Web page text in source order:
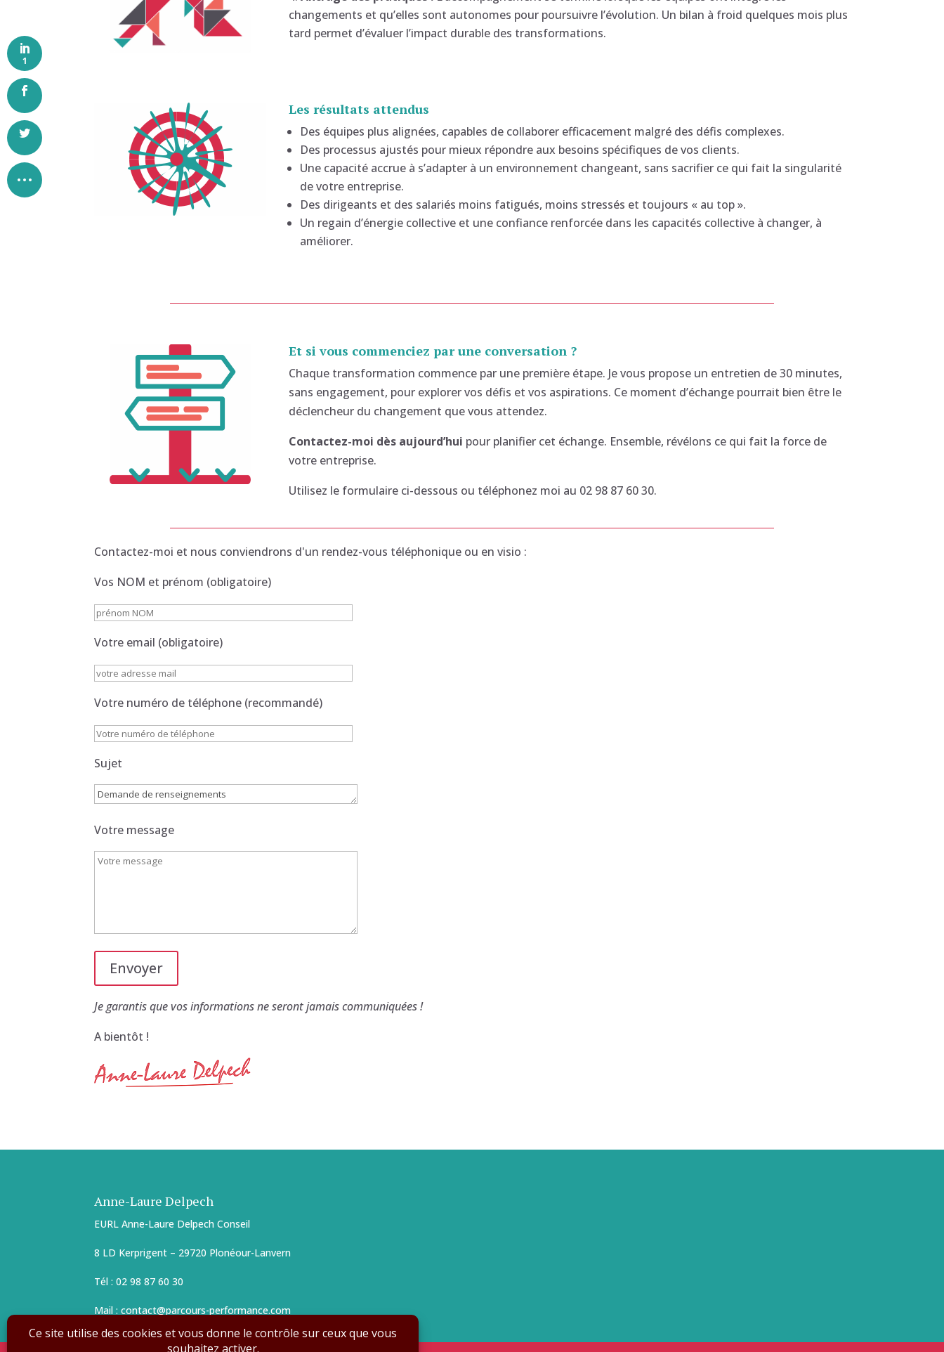
changements et qu’elles sont autonomes pour poursuivre l’évolution. Un bilan à froid quelques mois plus
tard permet d’évaluer l’impact durable des transformations.
Les résultats attendus
Des équipes plus alignées, capables de collaborer efficacement malgré des défis complexes.
Des processus ajustés pour mieux répondre aux besoins spécifiques de vos clients.
Une capacité accrue à s’adapter à un environnement changeant, sans sacrifier ce qui fait la singularité
de votre entreprise.
Des dirigeants et des salariés moins fatigués, moins stressés et toujours « au top ».
Un regain d’énergie collective et une confiance renforcée dans les capacités collective à changer, à
améliorer.
Et si vous commenciez par une conversation ?
Chaque transformation commence par une première étape. Je vous propose un entretien de 30 minutes,
sans engagement, pour explorer vos défis et vos aspirations. Ce moment d’échange pourrait bien être le
déclencheur du changement que vous attendez.
Contactez-moi dès aujourd’hui pour planifier cet échange. Ensemble, révélons ce qui fait la force de
votre entreprise.
Utilisez le formulaire ci-dessous ou téléphonez moi au 02 98 87 60 30.
Contactez-moi et nous conviendrons d'un rendez-vous téléphonique ou en visio :
Vos NOM et prénom (obligatoire)
Votre email (obligatoire)
Votre numéro de téléphone (recommandé)
Sujet
Votre message
Je garantis que vos informations ne seront jamais communiquées !
A bientôt !
Anne-Laure Delpech
EURL Anne-Laure Delpech Conseil
8 LD Kerprigent – 29720 Plonéour-Lanvern
Tél : 02 98 87 60 30
Mail : contact@parcours-performance.com
1